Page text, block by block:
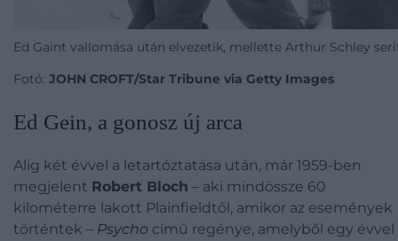
Ed Gaint vallomása után elvezetik, mellette Arthur Schley
Fotó: JOHN CROFT/Star Tribune via Getty Images
Ed Gein, a gonosz új arca
Alig két évvel a letartóztatása után, már 1959-ben
megjelent Robert Bloch – aki mindössze 60
kilométerre lakott Plainfieldtől, amikor az események
történtek – Psycho című regénye, amelyből egy évvel